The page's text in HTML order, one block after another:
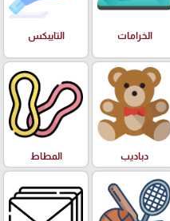
الخرامات التايبكس
دباديب المطاط